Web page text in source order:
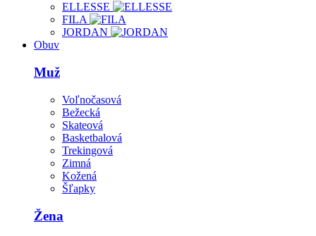
ELLESSE
FILA
JORDAN
Obuv
Muž
Voľnočasová
Bežecká
Skateová
Basketbalová
Trekingová
Zimná
Kožená
Šľapky
Žena